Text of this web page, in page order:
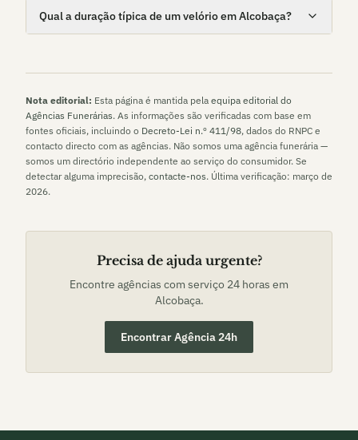
Qual a duração típica de um velório em Alcobaça?
Nota editorial: Esta página é mantida pela equipa editorial do
Agências Funerárias. As informações são verificadas com base em
fontes oficiais, incluindo o Decreto-Lei n.º 411/98, dados do RNPC e
contacto directo com as agências. Não somos uma agência funerária —
somos um directório independente ao serviço do consumidor. Se
detectar alguma imprecisão, contacte-nos. Última verificação: março de
2026.
Precisa de ajuda urgente?
Encontre agências com serviço 24 horas em
Alcobaça.
Encontrar Agência 24h